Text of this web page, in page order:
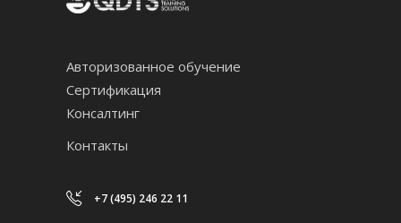
Авторизованное обучение
Сертификация
Консалтинг
Контакты
+7 (495) 246 22 11